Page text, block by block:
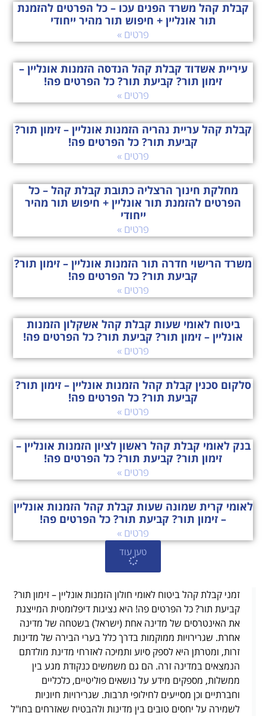
קבלת קהל משרד הפנים עכו – כל הפרטים להזמנת
תור אונליין + חיפוש תור מהיר ייחודי
פרטים »
עיריית אשדוד קבלת קהל הנדסה הזמנות אונליין –
זימון תור? קביעת תור? כל הפרטים פה!
פרטים »
קבלת קהל עריית נהריה הזמנות אונליין – זימון תור?
קביעת תור? כל הפרטים פה!
פרטים »
מחלקת חינוך הרצליה כתובת קבלת קהל – כל
הפרטים להזמנת תור אונליין + חיפוש תור מהיר
ייחודי
פרטים »
משרד הרישוי חדרה תור הזמנות אונליין – זימון תור?
קביעת תור? כל הפרטים פה!
פרטים »
ביטוח לאומי שעות קבלת קהל אשקלון הזמנות
אונליין – זימון תור? קביעת תור? כל הפרטים פה!
פרטים »
סלקום סכנין קבלת קהל הזמנות אונליין – זימון תור?
קביעת תור? כל הפרטים פה!
פרטים »
בנק לאומי קבלת קהל ראשון לציון הזמנות אונליין –
זימון תור? קביעת תור? כל הפרטים פה!
פרטים »
לאומי קרית שמונה שעות קבלת קהל הזמנות אונליין
– זימון תור? קביעת תור? כל הפרטים פה!
פרטים »
טען עוד
זמני קבלת קהל ביטוח לאומי חולון הזמנות אונליין – זימון תור?
קביעת תור? כל הפרטים פה! היא נציגות דיפלומטית המייצגת
את האינטרסים של מדינה אחת (ישראל) בשטחה של מדינה
אחרת. שגרירויות ממוקמות בדרך כלל בערי הבירה של מדינות
זרות, ומטרתן היא לספק סיוע ותמיכה לאזרחי מדינת מולדתם
הנמצאים במדינה זרה. הם גם משמשים כנקודת מגע בין
ממשלות, מספקים מידע על נושאים פוליטיים, כלכליים
וחברתיים וכן מסייעים לחילופי תרבות. שגרירויות חיוניות
לשמירה על יחסים טובים בין מדינות ולהבטיח שאזרחים בחו"ל